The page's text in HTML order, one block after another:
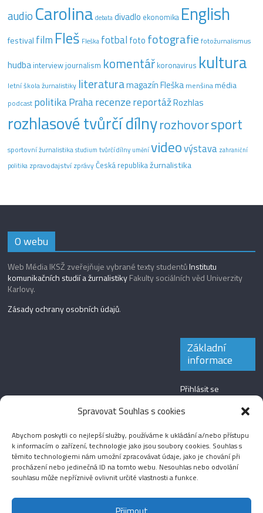
Spravovat Souhlas s cookies
Abychom poskytli co nejlepší služby, používáme k ukládání a/nebo přístupu
k informacím o zařízení, technologie jako jsou soubory cookies. Souhlas s
těmito technologiemi nám umožní zpracovávat údaje, jako je chování při
procházení nebo jedinečná ID na tomto webu. Nesouhlas nebo odvolání
souhlasu může nepříznivě ovlivnit určité vlastnosti a funkce.
audio Carolina debata divadlo ekonomika English
festival film Fleš Fleška fotbal foto fotografie fotožurnalismus
hudba interview journalism komentář koronavirus kultura
letní škola žurnalistiky literaturamagazín Fleška menšinamédia
podcast politikaPraharecenzereportážRozhlas
rozhlasové tvůrčí dílnyrozhovorsport
sportovní žurnalistika studium tvůrčí dílny uměnívideovýstava zahraniční
politika zpravodajstvízprávyČeská republikažurnalistika
O webu
Web Média IKSŽ zveřejňuje vybrané texty studentůInstitutu
komunikačních studií a žurnalistikyFakulty sociálních věd Univerzity
Karlovy.
Zásady ochrany osobních údajů.
Základní
informace
Přihlásit se
Zdroj kanálů
Kanál komentářů
Česká lokalizace